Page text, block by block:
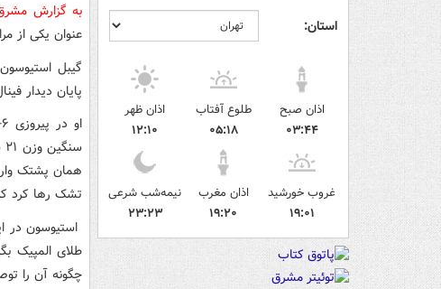
استان:
اذان صبح
۰۳:۴۴
طلوع آفتاب
۰۵:۱۸
اذان ظهر
۱۲:۱۰
غروب خورشید
۱۹:۰۱
اذان مغرب
۱۹:۲۰
نیمه‌شب شرعی
۲۳:۲۳
به گزارش
عنوان یکی از
گیبل
پایان دیدار
همان پشتک
تشک رها کرد
استیوسون در
طلای المپیک
چگونه آن را